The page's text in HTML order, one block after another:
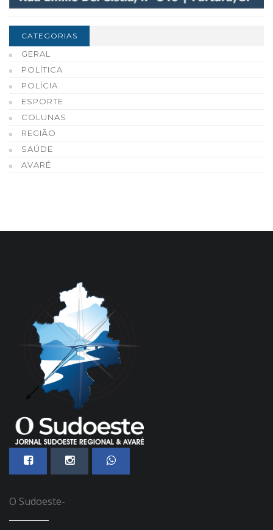
CATEGORIAS
GERAL
POLÍTICA
POLÍCIA
ESPORTE
COLUNAS
REGIÃO
SAÚDE
AVARÉ
O Sudoeste-